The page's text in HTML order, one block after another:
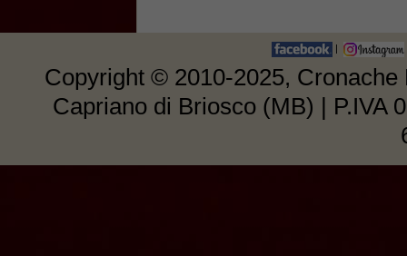
Copyright © 2010-2025,
Capriano di Briosco (MB) | P.IVA